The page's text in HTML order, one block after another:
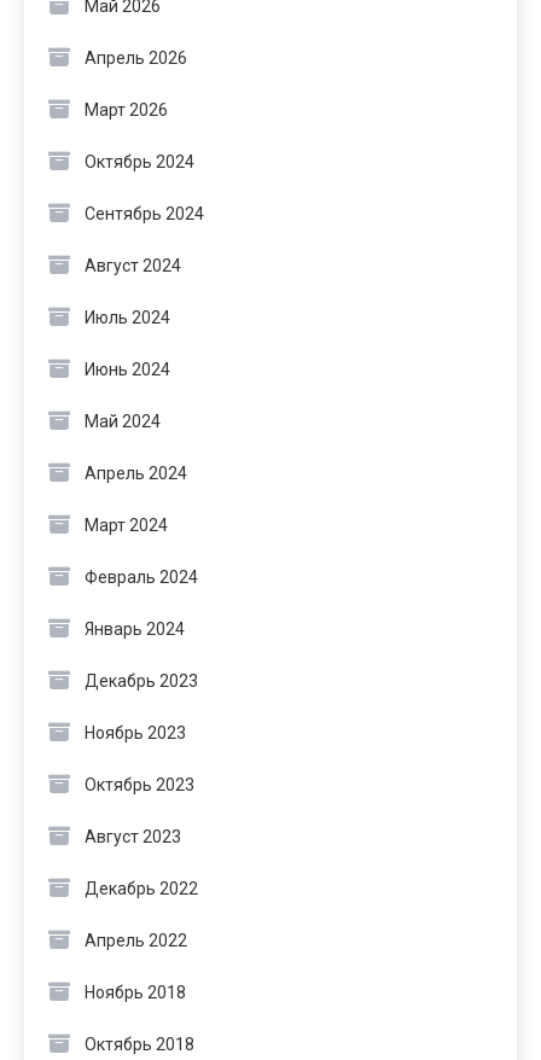
Май 2026
Апрель 2026
Март 2026
Октябрь 2024
Сентябрь 2024
Август 2024
Июль 2024
Июнь 2024
Май 2024
Апрель 2024
Март 2024
Февраль 2024
Январь 2024
Декабрь 2023
Ноябрь 2023
Октябрь 2023
Август 2023
Декабрь 2022
Апрель 2022
Ноябрь 2018
Октябрь 2018